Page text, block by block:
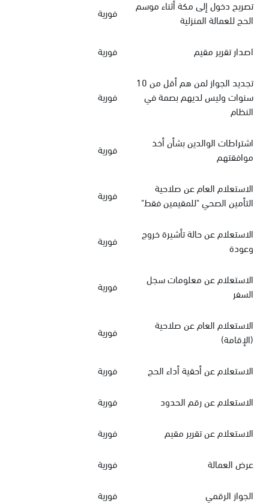
تصريح دخول إلى مكة أثناء موسم
الحج للعمالة المنزلية
فورية
اصدار تقرير مقيم
فورية
تجديد الجواز لمن هم أقل من 10
سنوات وليس لديهم بصمة في
النظام
فورية
اشتراطات الوالدين بشأن أخذ
موافقتهم
فورية
الاستعلام العام عن صلاحية
التأمين الصحي "للمقيمين فقط"
فورية
الاستعلام عن حالة تأشيرة خروج
وعودة
فورية
الاستعلام عن معلومات سجل
السفر
فورية
الاستعلام العام عن صلاحية
(الإقامة)
فورية
الاستعلام عن أحقية أداء الحج
فورية
الاستعلام عن رقم الحدود
فورية
الاستعلام عن تقرير مقيم
فورية
عرض العمالة
فورية
الجواز الرقمي
فورية